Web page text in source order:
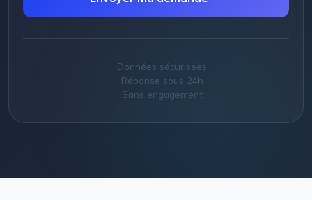
Données sécurisées
Réponse sous 24h
Sans engagement